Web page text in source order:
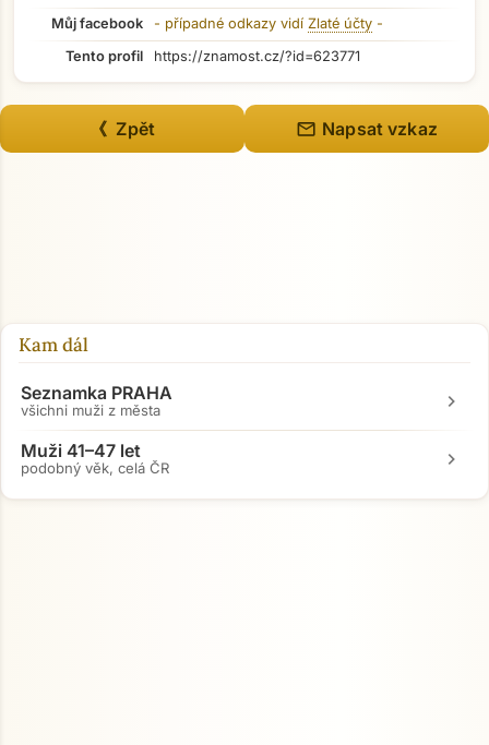
Můj facebook
- případné odkazy vidí Zlaté účty -
Tento profil
https://znamost.cz/?id=623771
《 Zpět mail Napsat vzkaz
Kam dál
Seznamka PRAHA
všichni muži z města chevron_right
Muži 41–47 let
podobný věk, celá ČR chevron_right